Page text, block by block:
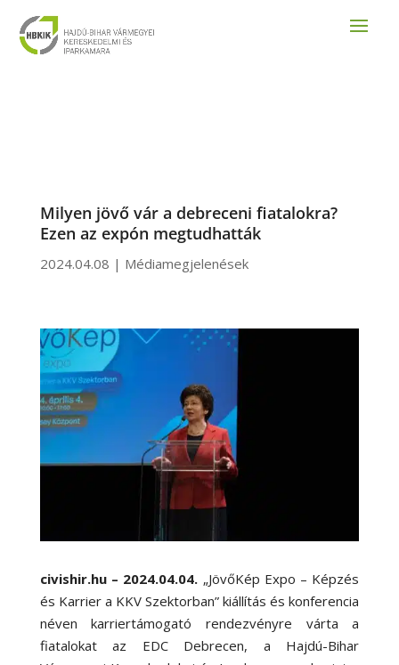
Milyen jövő vár a debreceni fiatalokra?
Ezen az expón megtudhatták
2024.04.08 | Médiamegjelenések
civishir.hu – 2024.04.04. „JövőKép Expo – Képzés
és Karrier a KKV Szektorban” kiállítás és konferencia
néven karriertámogató rendezvényre várta a
fiatalokat az EDC Debrecen, a Hajdú-Bihar